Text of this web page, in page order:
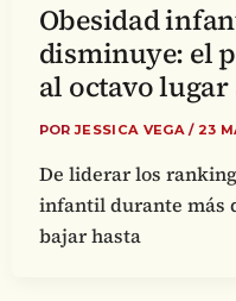
Obesidad
disminuye: el
al octavo
PORJESSICA VEGA/ 23
De liderar los
infantil durante más
bajar hasta